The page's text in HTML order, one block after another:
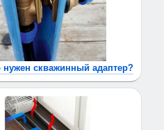
нужен скважинный адаптер?